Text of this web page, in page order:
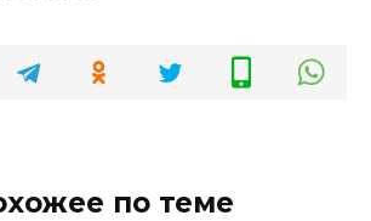
по теме